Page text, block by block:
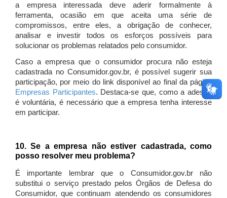
a empresa interessada deve aderir formalmente à
ferramenta, ocasião em que aceita uma série de
compromissos, entre eles, a obrigação de conhecer,
analisar e investir todos os esforços possíveis para
solucionar os problemas relatados pelo consumidor.
Caso a empresa que o consumidor procura não esteja
cadastrada no Consumidor.gov.br, é possível sugerir sua
participação, por meio do link disponível ao final da página
Empresas Participantes. Destaca-se que, como a adesão
é voluntária, é necessário que a empresa tenha interesse
em participar.
10. Se a empresa não estiver cadastrada, como
posso resolver meu problema?
É importante lembrar que o Consumidor.gov.br não
substitui o serviço prestado pelos Órgãos de Defesa do
Consumidor, que continuam atendendo os consumidores